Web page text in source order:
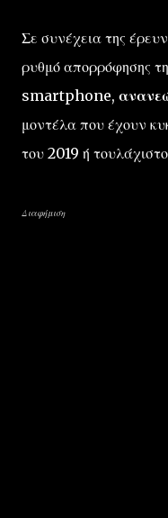
Σε συνέχεια της
ρυθμό απορρόφησης
smartphone,
μοντέλα που έχουν
του 2019 ή
Διαφήμιση